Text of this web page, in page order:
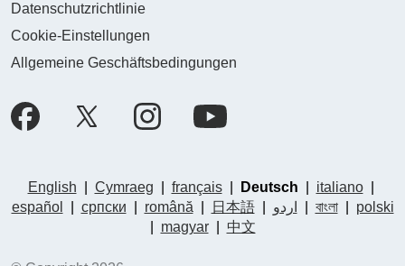
Datenschutzrichtlinie
Cookie-Einstellungen
Allgemeine Geschäftsbedingungen
English Cymraeg français| Deutsch italiano|
español
српски română 日本語| اردو বাংলা|
polski
magyar| 中文